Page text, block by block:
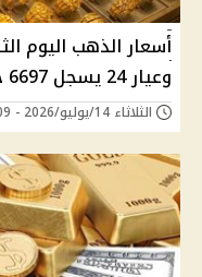
وعيار 24 يسجل 6697 جنيه للجرام
الثلاثاء 14/يوليو/2026 - 05:09 م